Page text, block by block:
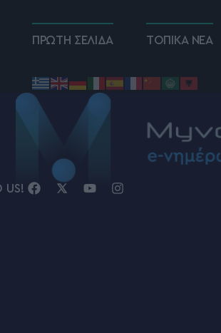
ΠΡΩΤΗ ΣΕΛΙΔΑ ΤΟΠΙΚΑ ΝΕΑ
US!